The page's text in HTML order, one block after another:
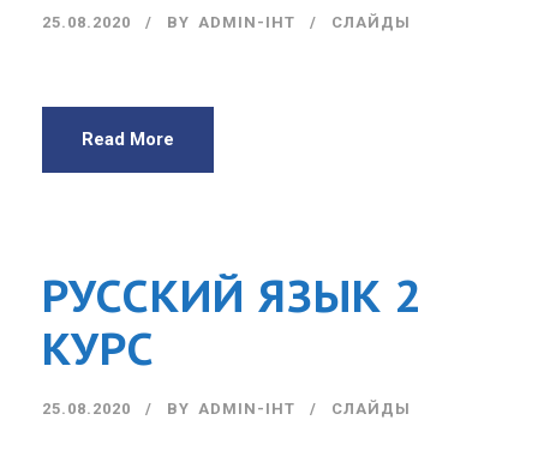
25.08.2020 BY ADMIN-IHT СЛАЙДЫ
Read More
РУССКИЙ ЯЗЫК 2
КУРС
25.08.2020 BY ADMIN-IHT СЛАЙДЫ